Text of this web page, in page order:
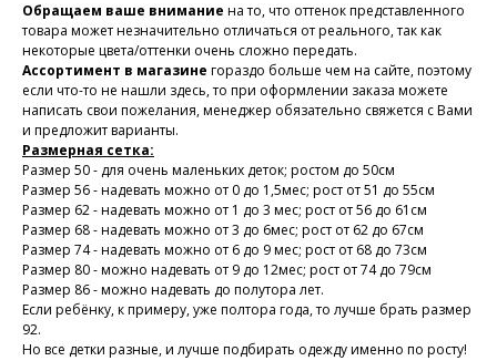
Обращаем ваше внимание на то, что оттенок представленного
товара может незначительно отличаться от реального, так как
некоторые цвета/оттенки очень сложно передать.
Ассортимент в магазине гораздо больше чем на сайте, поэтому
если что-то не нашли здесь, то при оформлении заказа можете
написать свои пожелания, менеджер обязательно свяжется с Вами
и предложит варианты.
Размерная сетка:
Размер 50 - для очень маленьких деток; ростом до 50см
Размер 56 - надевать можно от 0 до 1,5мес; рост от 51 до 55см
Размер 62 - надевать можно от 1 до 3 мес; рост от 56 до 61см
Размер 68 - надевать можно от 3 до 6мес; рост от 62 до 67см
Размер 74 - надевать можно от 6 до 9 мес; рост от 68 до 73см
Размер 80 - можно надевать от 9 до 12мес; рост от 74 до 79см
Размер 86 - можно надевать до полутора лет.
Если ребёнку, к примеру, уже полтора года, то лучше брать размер
92.
Но все детки разные, и лучше подбирать одежду именно по росту!